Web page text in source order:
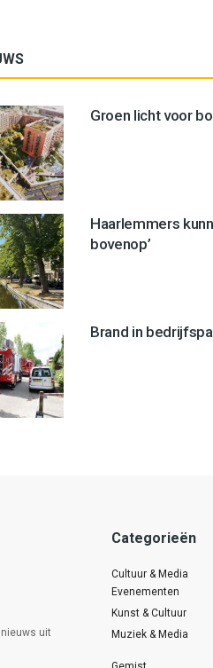
Groen licht voor
Haarlemmers
bovenop’
Brand in
uit
Categorieën
Cultuur & Media
Evenementen
Kunst & Cultuur
Muziek & Media